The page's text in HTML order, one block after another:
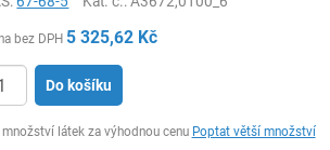
bez DPH 5 325,62 Kč
Do košíku
množství látek za výhodnou cenu Poptat větší množství